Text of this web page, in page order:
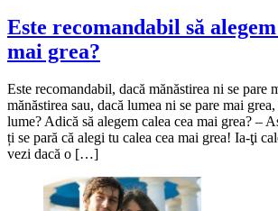
Este recomandabil să
mai grea?
Este recomandabil, dacă mănăstirea ni se pare
mănăstirea sau, dacă lumea ni se pare mai
lume? Adică să alegem calea cea mai grea? –
ți se pară că alegi tu calea cea mai grea! Ia-ţi
vezi dacă o […]